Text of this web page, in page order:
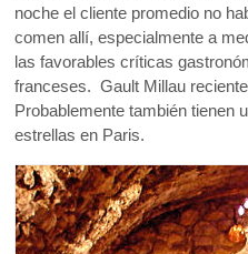
noche el cliente promedio no
comen allí, especialmente a
las favorables críticas
franceses. Gault Millau
Probablemente también tienen
estrellas en Paris.